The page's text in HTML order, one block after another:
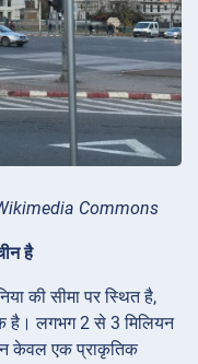
Commons
है
की सीमा पर स्थित है,
है। लगभग 2 से 3 मिलियन
केवल एक प्राकृतिक